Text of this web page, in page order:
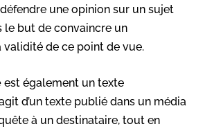
une opinion sur un sujet
le but de convaincre un
validité de ce point de vue.
est également un texte
d’un texte publié dans un média
à un destinataire, tout en